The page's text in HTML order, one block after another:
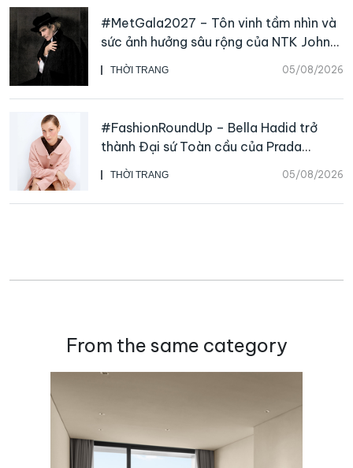
THỜI TRANG 05/08/2026
#MetGala2027 – Tôn vinh tầm nhìn và
sức ảnh hưởng sâu rộng của NTK John
Galliano
THỜI TRANG 05/08/2026
#FashionRoundUp – Bella Hadid trở
thành Đại sứ Toàn cầu của Prada
Beauty, CHANEL mua lại Charvet
From the same category